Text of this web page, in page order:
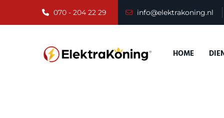
070 - 204 22 29 info@elektrakoning.nl
HOME